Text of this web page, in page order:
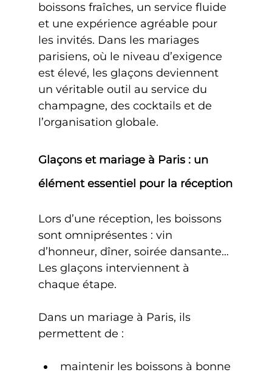
boissons fraîches, un service fluide
et une expérience agréable pour
les invités. Dans les mariages
parisiens, où le niveau d’exigence
est élevé, les glaçons deviennent
un véritable outil au service du
champagne, des cocktails et de
l’organisation globale.
Glaçons et mariage à Paris : un
élément essentiel pour la réception
Lors d’une réception, les boissons
sont omniprésentes : vin
d’honneur, dîner, soirée dansante…
Les glaçons interviennent à
chaque étape.
Dans un mariage à Paris, ils
permettent de :
maintenir les boissons à bonne